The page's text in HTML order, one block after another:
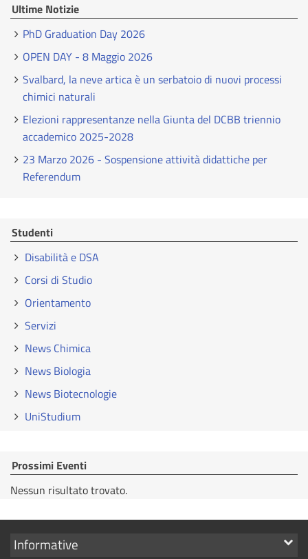
Ultime Notizie
PhD Graduation Day 2026
OPEN DAY - 8 Maggio 2026
Svalbard, la neve artica è un serbatoio di nuovi processi
chimici naturali
Elezioni rappresentanze nella Giunta del DCBB triennio
accademico 2025-2028
23 Marzo 2026 - Sospensione attività didattiche per
Referendum
Studenti
Disabilità e DSA
Corsi di Studio
Orientamento
Servizi
News Chimica
News Biologia
News Biotecnologie
UniStudium
Prossimi Eventi
Nessun risultato trovato.
Mostra
Informative